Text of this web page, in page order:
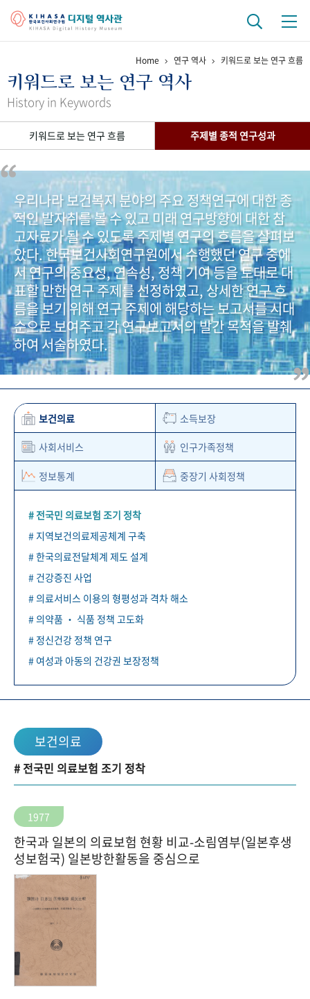
걸어온 길 기관 변천사 역대 기관장
연구 역사
간행물 변천사
기록물 아카이브
사진 아카이브 문서 기록물 행정박물 영상 기록물
50+1 주년 기념
성과 50선 숫자로 보는 50년 50+1주년 광장
세계와 함께 한 KIHASA
VR 역사관
Home 연구 역사 키워드로 보는 연구 흐름
키워드로 보는 연구 역사
History in Keywords
키워드로 보는 연구 흐름 주제별 종적 연구성과
우리나라 보건복지 분야의 주요 정책연구에 대한 종
적인 발자취를 볼 수 있고 미래 연구방향에 대한 참
고자료가 될 수 있도록 주제별 연구의 흐름을 살펴보
았다. 한국보건사회연구원에서 수행했던 연구 중에
서 연구의 중요성, 연속성, 정책 기여 등을 토대로 대
표할 만한 연구 주제를 선정하였고, 상세한 연구 흐
름을 보기 위해 연구 주제에 해당하는 보고서를 시대
순으로 보여주고 각 연구보고서의 발간 목적을 발췌
하여 서술하였다.
보건의료 소득보장
사회서비스 인구가족정책
정보통계 중장기 사회정책
# 전국민 의료보험 조기 정착
# 지역보건의료제공체계 구축
# 한국의료전달체계 제도 설계
# 건강증진 사업
# 의료서비스 이용의 형평성과 격차 해소
# 의약품 ‧ 식품 정책 고도화
# 정신건강 정책 연구
# 여성과 아동의 건강권 보장정책
보건의료
# 전국민 의료보험 조기 정착
1977
한국과 일본의 의료보험 현황 비교-소림염부(일본후생
성보험국) 일본방한활동을 중심으로